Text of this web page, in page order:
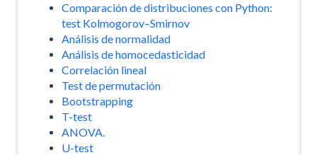
Comparación de distribuciones con Python:
test Kolmogorov–Smirnov
Análisis de normalidad
Análisis de homocedasticidad
Correlación lineal
Test de permutación
Bootstrapping
T-test
ANOVA.
U-test